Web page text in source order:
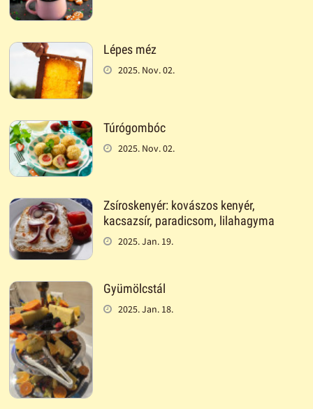
Lépes méz
2025. Nov. 02.
Túrógombóc
2025. Nov. 02.
Zsíroskenyér: kovászos kenyér,
kacsazsír, paradicsom, lilahagyma
2025. Jan. 19.
Gyümölcstál
2025. Jan. 18.